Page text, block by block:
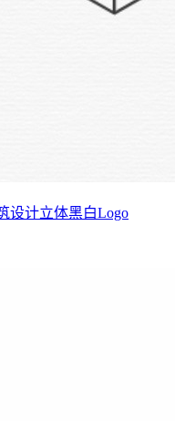
设计立体黑白Logo